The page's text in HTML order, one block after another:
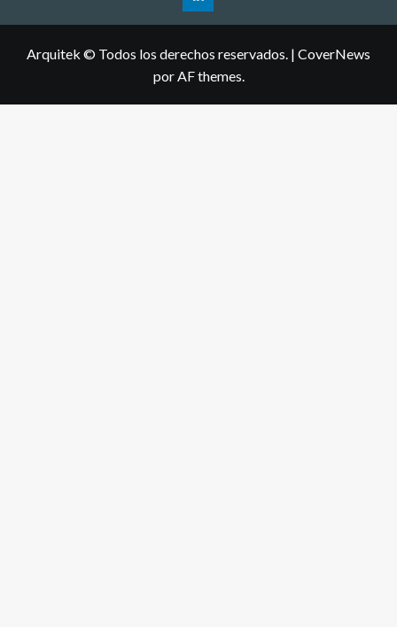
Arquitek © Todos los derechos reservados. | CoverNews
por AF themes.